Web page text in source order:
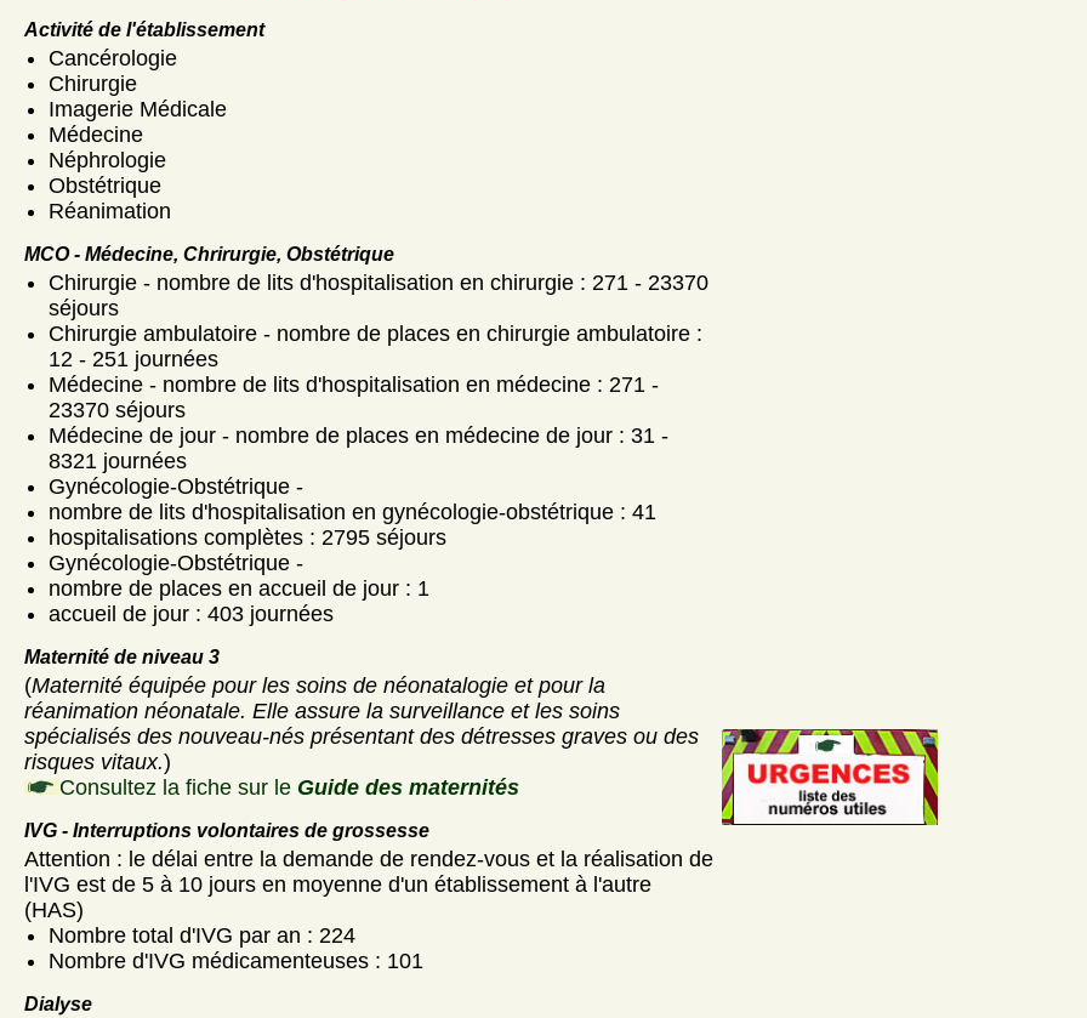
Activité de l'établissement
Cancérologie
Chirurgie
Imagerie Médicale
Médecine
Néphrologie
Obstétrique
Réanimation
MCO - Médecine, Chrirurgie, Obstétrique
Chirurgie - nombre de lits d'hospitalisation en chirurgie : 271 - 23370
séjours
Chirurgie ambulatoire - nombre de places en chirurgie ambulatoire :
12 - 251 journées
Médecine - nombre de lits d'hospitalisation en médecine : 271 -
23370 séjours
Médecine de jour - nombre de places en médecine de jour : 31 -
8321 journées
Gynécologie-Obstétrique -
nombre de lits d'hospitalisation en gynécologie-obstétrique : 41
hospitalisations complètes : 2795 séjours
Gynécologie-Obstétrique -
nombre de places en accueil de jour : 1
accueil de jour : 403 journées
Maternité de niveau 3
(Maternité équipée pour les soins de néonatalogie et pour la
réanimation néonatale. Elle assure la surveillance et les soins
spécialisés des nouveau-nés présentant des détresses graves ou des
risques vitaux.)
Consultez la fiche sur le Guide des maternités
IVG - Interruptions volontaires de grossesse
Attention : le délai entre la demande de rendez-vous et la réalisation de
l'IVG est de 5 à 10 jours en moyenne d'un établissement à l'autre
(HAS)
Nombre total d'IVG par an : 224
Nombre d'IVG médicamenteuses : 101
Dialyse